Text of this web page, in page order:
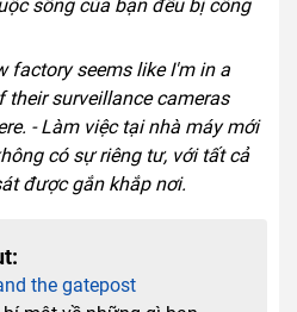
sống của bạn đều bị công
factory seems like I'm in a
surveillance cameras
- Làm việc tại nhà máy mới
có sự riêng tư, với tất cả
được gắn khắp nơi.
the gatepost